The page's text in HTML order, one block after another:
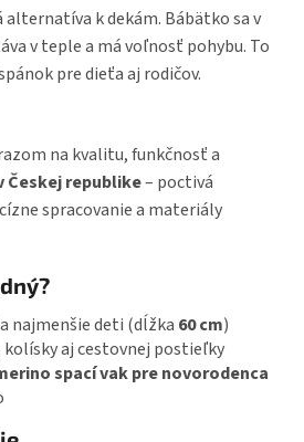
alternatíva k dekám. Bábätko sa v
v teple a má voľnosť pohybu. To
pre dieťa aj rodičov.
na kvalitu, funkčnosť a
Českej republike– poctivá
spracovanie a materiály
najmenšie deti (dĺžka 60 cm)
kolísky aj cestovnej postieľky
spací vak pre novorodenca